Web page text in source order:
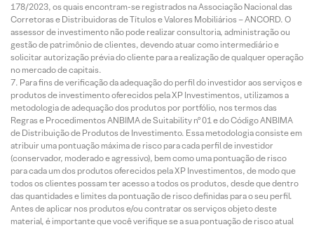
178/2023, os quais encontram-se registrados na Associação Nacional das
Corretoras e Distribuidoras de Títulos e Valores Mobiliários – ANCORD. O
assessor de investimento não pode realizar consultoria, administração ou
gestão de patrimônio de clientes, devendo atuar como intermediário e
solicitar autorização prévia do cliente para a realização de qualquer operação
no mercado de capitais.
Para fins de verificação da adequação do perfil do investidor aos serviços e
produtos de investimento oferecidos pela XP Investimentos, utilizamos a
metodologia de adequação dos produtos por portfólio, nos termos das
Regras e Procedimentos ANBIMA de Suitability nº 01 e do Código ANBIMA
de Distribuição de Produtos de Investimento. Essa metodologia consiste em
atribuir uma pontuação máxima de risco para cada perfil de investidor
(conservador, moderado e agressivo), bem como uma pontuação de risco
para cada um dos produtos oferecidos pela XP Investimentos, de modo que
todos os clientes possam ter acesso a todos os produtos, desde que dentro
das quantidades e limites da pontuação de risco definidas para o seu perfil.
Antes de aplicar nos produtos e/ou contratar os serviços objeto deste
material, é importante que você verifique se a sua pontuação de risco atual